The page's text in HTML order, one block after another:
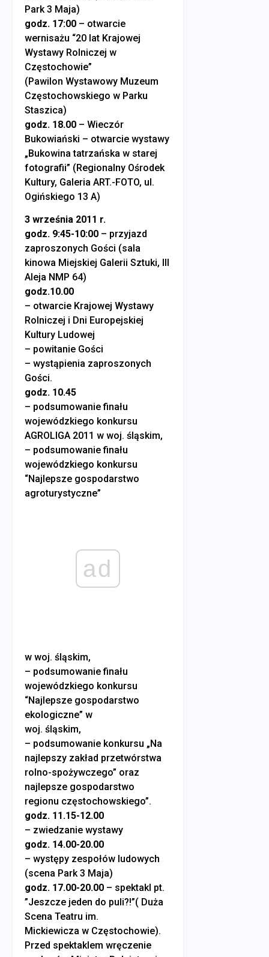
Park 3 Maja)
godz. 17:00 – otwarcie
wernisażu “20 lat Krajowej
Wystawy Rolniczej w
Częstochowie”
(Pawilon Wystawowy Muzeum
Częstochowskiego w Parku
Staszica)
godz. 18.00 – Wieczór
Bukowiański – otwarcie wystawy
„Bukowina tatrzańska w starej
fotografii” (Regionalny Ośrodek
Kultury, Galeria ART.-FOTO, ul.
Ogińskiego 13 A)
3 września 2011 r.
godz. 9:45-10:00 – przyjazd
zaproszonych Gości (sala
kinowa Miejskiej Galerii Sztuki, III
Aleja NMP 64)
godz.10.00
– otwarcie Krajowej Wystawy
Rolniczej i Dni Europejskiej
Kultury Ludowej
– powitanie Gości
– wystąpienia zaproszonych
Gości.
godz. 10.45
– podsumowanie finału
wojewódzkiego konkursu
AGROLIGA 2011 w woj. śląskim,
– podsumowanie finału
wojewódzkiego konkursu
“Najlepsze gospodarstwo
agroturystyczne”
ad
w woj. śląskim,
– podsumowanie finału
wojewódzkiego konkursu
“Najlepsze gospodarstwo
ekologiczne” w
woj. śląskim,
– podsumowanie konkursu „Na
najlepszy zakład przetwórstwa
rolno-spożywczego” oraz
najlepsze gospodarstwo
regionu częstochowskiego”.
godz. 11.15-12.00
– zwiedzanie wystawy
godz. 14.00-20.00
– występy zespołów ludowych
(scena Park 3 Maja)
godz. 17.00-20.00 – spektakl pt.
”Jeszcze jeden do puli?!”( Duża
Scena Teatru im.
Mickiewicza w Częstochowie).
Przed spektaklem wręczenie